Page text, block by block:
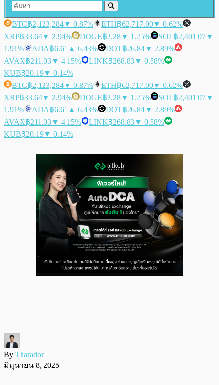
BTC฿2,123,284▼ 0.87% ETH฿62,717.00▼ 0.62%
XRP฿33.64▼ 2.94% DOGE฿2.28▼ 1.25% SOL฿2,401.07▼
1.91%
ADA฿6.61 ▲ 6.43% DOT฿26.84▼ 2.89%
AVAX฿211.03▼ 4.15% LINK฿268.83▼ 0.58%
KUB฿20.19▼ 0.14%
BTC฿2,123,284▼ 0.87% ETH฿62,717.00▼ 0.62%
XRP฿33.64▼ 2.94% DOGE฿2.28▼ 1.25% SOL฿2,401.07▼
1.91%
ADA฿6.61 ▲ 6.43% DOT฿26.84▼ 2.89%
AVAX฿211.03▼ 4.15% LINK฿268.83▼ 0.58%
KUB฿20.19▼ 0.14%
By Tharadon
มิถุนายน 8, 2025